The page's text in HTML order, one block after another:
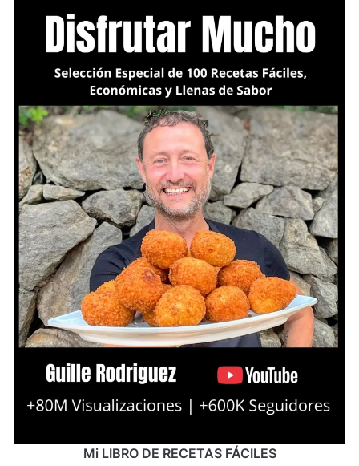
Mi LIBRO DE RECETAS FÁCILES